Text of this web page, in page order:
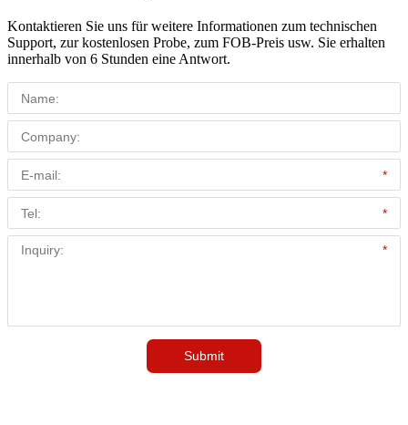
Kontaktieren Sie uns für weitere Informationen zum technischen
Support, zur kostenlosen Probe, zum FOB-Preis usw. Sie erhalten
innerhalb von 6 Stunden eine Antwort.